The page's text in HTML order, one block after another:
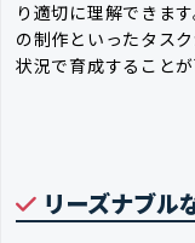
り適切に理解できま
の制作といったタス
状況で育成することが
リーズナブル